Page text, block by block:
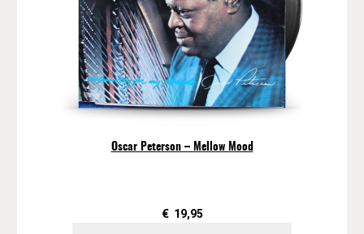
w
o
o
d
S
t
a
p
a
Oscar Peterson ‎– Mellow Mood
€ 19,95